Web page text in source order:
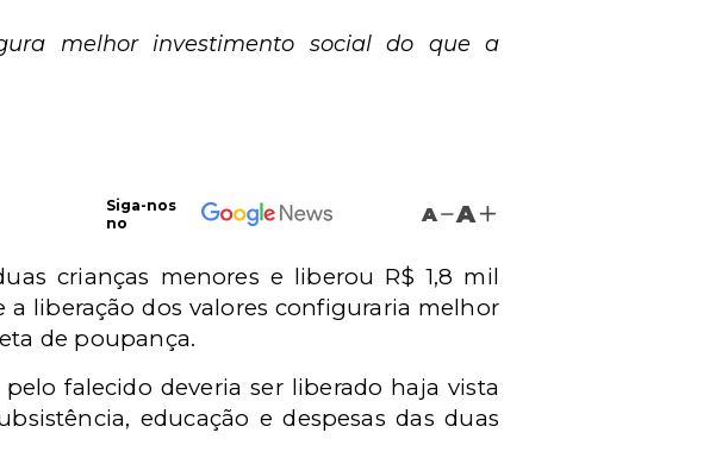
melhor investimento social do que a
Siga-nos
no
A A
crianças menores e liberou R$ 1,8 mil
liberação dos valores configuraria melhor
de poupança.
falecido deveria ser liberado haja vista
educação e despesas das duas